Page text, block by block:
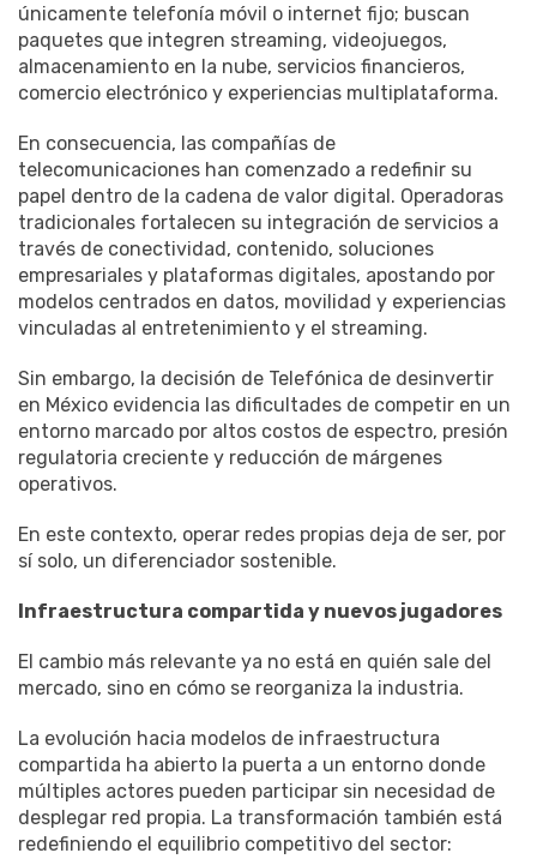
únicamente telefonía móvil o internet fijo; buscan
paquetes que integren streaming, videojuegos,
almacenamiento en la nube, servicios financieros,
comercio electrónico y experiencias multiplataforma.
En consecuencia, las compañías de
telecomunicaciones han comenzado a redefinir su
papel dentro de la cadena de valor digital. Operadoras
tradicionales fortalecen su integración de servicios a
través de conectividad, contenido, soluciones
empresariales y plataformas digitales, apostando por
modelos centrados en datos, movilidad y experiencias
vinculadas al entretenimiento y el streaming.
Sin embargo, la decisión de Telefónica de desinvertir
en México evidencia las dificultades de competir en un
entorno marcado por altos costos de espectro, presión
regulatoria creciente y reducción de márgenes
operativos.
En este contexto, operar redes propias deja de ser, por
sí solo, un diferenciador sostenible.
Infraestructura compartida y nuevos jugadores
El cambio más relevante ya no está en quién sale del
mercado, sino en cómo se reorganiza la industria.
La evolución hacia modelos de infraestructura
compartida ha abierto la puerta a un entorno donde
múltiples actores pueden participar sin necesidad de
desplegar red propia. La transformación también está
redefiniendo el equilibrio competitivo del sector: